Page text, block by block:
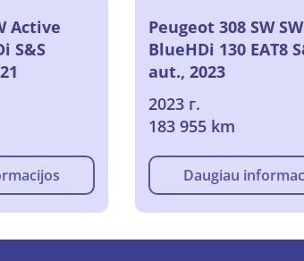
Active
S&S
Peugeot 308 SW
BlueHDi 130 EAT8
aut., 2023
2023 г.
183 955 km
Daugiau